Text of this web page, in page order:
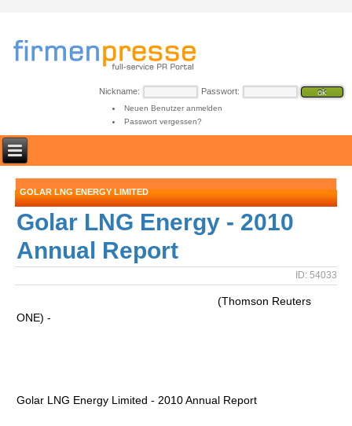
Nickname: Passwort:
Neuen Benutzer anmelden
Passwort vergessen?
GOLAR LNG ENERGY LIMITED
Golar LNG Energy - 2010
Annual Report
ID: 54033
(Thomson Reuters
ONE) -
Golar LNG Energy Limited - 2010 Annual Report